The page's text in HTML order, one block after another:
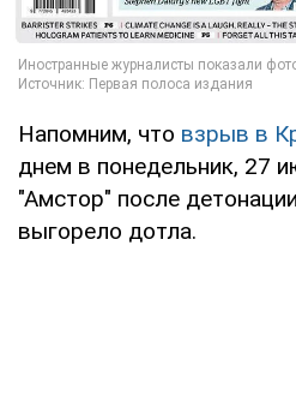
Напомним, что взрыв в
днем в понедельник, 27
"Амстор" после
выгорело дотла.